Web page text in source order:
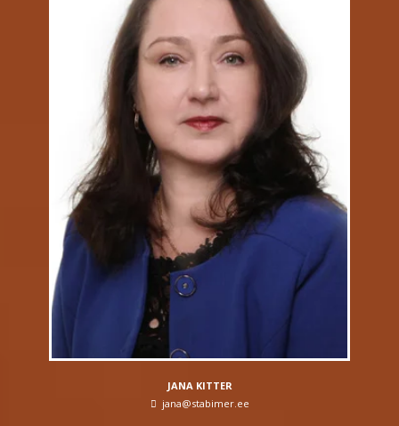
JANA KITTER
jana@stabimer.ee